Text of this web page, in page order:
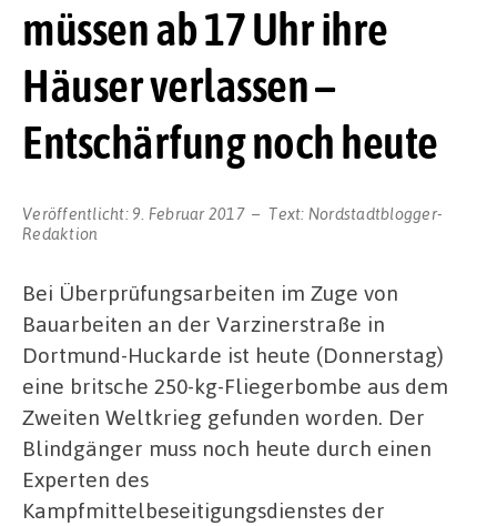
müssen ab 17 Uhr ihre
Häuser verlassen –
Entschärfung noch heute
Veröffentlicht: 9. Februar 2017 Text: Nordstadtblogger-
Redaktion
Bei Überprüfungsarbeiten im Zuge von
Bauarbeiten an der Varzinerstraße in
Dortmund-Huckarde ist heute (Donnerstag)
eine britsche 250-kg-Fliegerbombe aus dem
Zweiten Weltkrieg gefunden worden. Der
Blindgänger muss noch heute durch einen
Experten des
Kampfmittelbeseitigungsdienstes der